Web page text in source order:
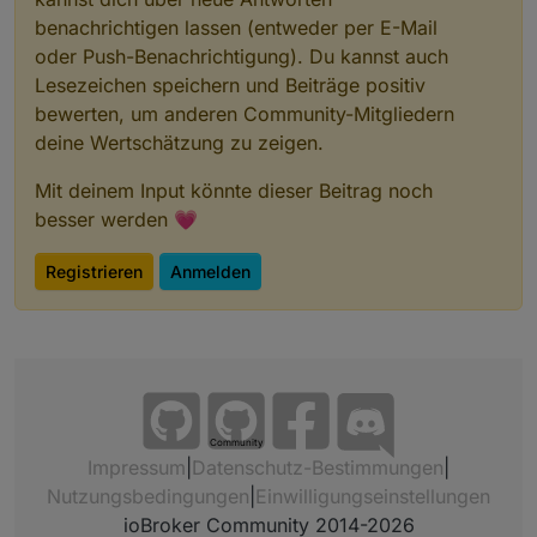
    "manufacturerID": 4476,
    "manufacturerName": "IKEA of Sweden",
    "model": "LED1732G11",
    "networkAddress": "xxxxx",
    "powerSource": "Mains (single phase)",
    "softwareBuildID": "2.3.091",
    "stackVersion": 98,
    "zclVersion": 2
  },
  "linkquality": 255,
  "power_on_behavior": "off",
  "state": "OFF",
  "update_available": false
benachrichtigen lassen (entweder per E-Mail
oder Push-Benachrichtigung). Du kannst auch
Lesezeichen speichern und Beiträge positiv
bewerten, um anderen Community-Mitgliedern
deine Wertschätzung zu zeigen.
Mit deinem Input könnte dieser Beitrag noch
besser werden 💗
Registrieren Anmelden
Community
Impressum Datenschutz-Bestimmungen
Nutzungsbedingungen Einwilligungseinstellungen
ioBroker Community 2014-2026